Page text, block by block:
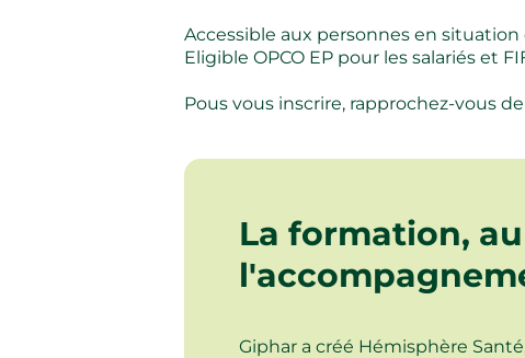
Accessible aux personnes en situation
Eligible OPCO EP pour les salariés et
Pous vous inscrire, rapprochez-vous
La formation,
Giphar a créé Hémisphère